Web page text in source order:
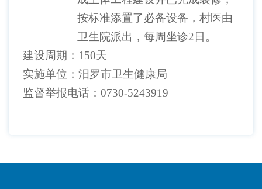
按标准添置了必备设备，村医由
卫生院派出，每周坐诊2日。
建设周期： 150天
实施单位：汨罗市卫生健康局
监督举报电话： 0730-5243919